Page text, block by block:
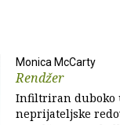
Monica McCarty
Rendžer
Infiltriran duboko
neprijateljske